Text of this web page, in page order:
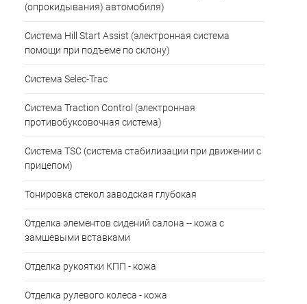
(опрокидывания) автомобиля)
Система Hill Start Assist (электронная система
помощи при подъеме по склону)
Система Selec-Trac
Система Traction Control (электронная
противобуксовочная система)
Система TSC (система стабилизации при движении с
прицепом)
Тонировка стекол заводская глубокая
Отделка элементов сидений салона -- кожа c
замшевыми вставками
Отделка рукоятки КПП - кожа
Отделка рулевого колеса - кожа